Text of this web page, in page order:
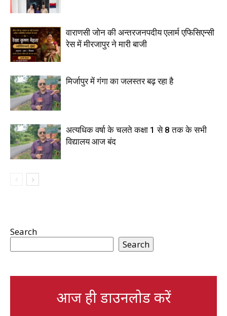
वाराणसी जोन की अन्तरजनपदीय एलार्म एफिसिएन्सी
रेस में मीरजापुर ने मारी बाजी
मिर्जापुर में गंगा का जलस्तर बढ़ रहा है
अत्यधिक वर्षा के चलते कक्षा 1 से 8 तक के सभी
विद्यालय आज बंद
Search
Search
आज ही डाउनलोड करें